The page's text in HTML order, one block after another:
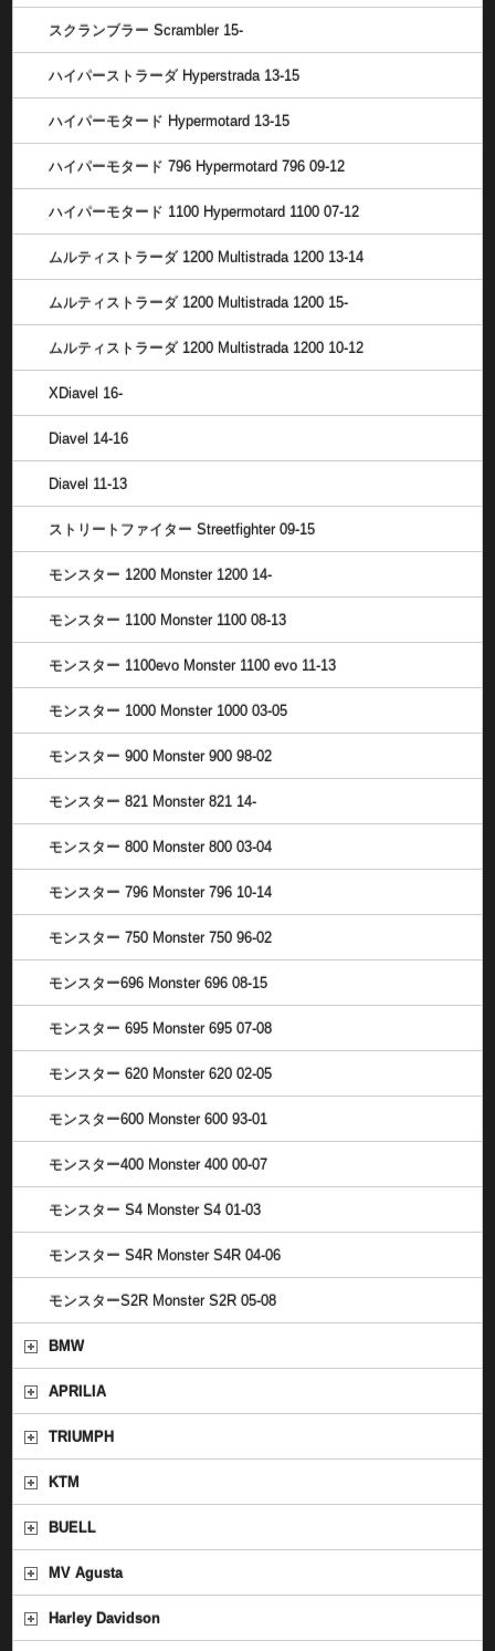
スクランブラー Scrambler 15-
ハイパーストラーダ Hyperstrada 13-15
ハイパーモタード Hypermotard 13-15
ハイパーモタード 796 Hypermotard 796 09-12
ハイパーモタード 1100 Hypermotard 1100 07-12
ムルティストラーダ 1200 Multistrada 1200 13-14
ムルティストラーダ 1200 Multistrada 1200 15-
ムルティストラーダ 1200 Multistrada 1200 10-12
XDiavel 16-
Diavel 14-16
Diavel 11-13
ストリートファイター Streetfighter 09-15
モンスター 1200 Monster 1200 14-
モンスター 1100 Monster 1100 08-13
モンスター 1100evo Monster 1100 evo 11-13
モンスター 1000 Monster 1000 03-05
モンスター 900 Monster 900 98-02
モンスター 821 Monster 821 14-
モンスター 800 Monster 800 03-04
モンスター 796 Monster 796 10-14
モンスター 750 Monster 750 96-02
モンスター696 Monster 696 08-15
モンスター 695 Monster 695 07-08
モンスター 620 Monster 620 02-05
モンスター600 Monster 600 93-01
モンスター400 Monster 400 00-07
モンスター S4 Monster S4 01-03
モンスター S4R Monster S4R 04-06
モンスターS2R Monster S2R 05-08
BMW
APRILIA
TRIUMPH
KTM
BUELL
MV Agusta
Harley Davidson